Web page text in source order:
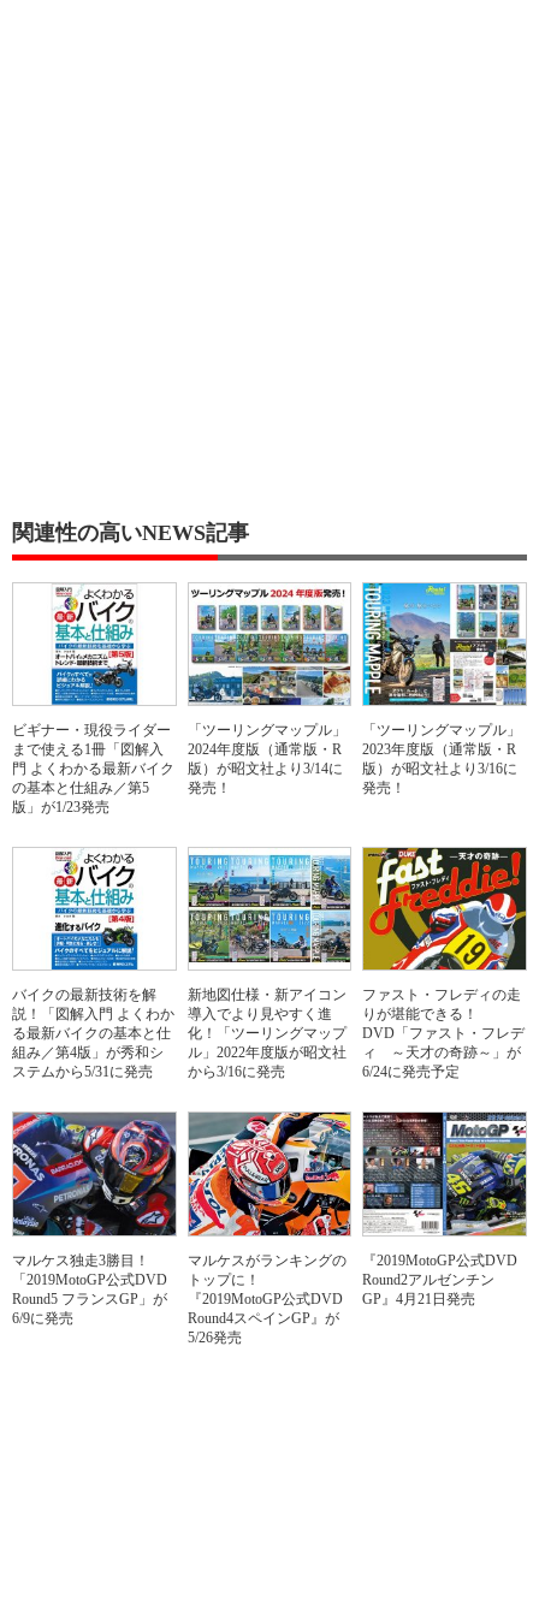
関連性の高いNEWS記事
ビギナー・現役ライダー
まで使える1冊「図解入
門 よくわかる最新バイク
の基本と仕組み／第5
版」が1/23発売
「ツーリングマップル」
2024年度版（通常版・R
版）が昭文社より3/14に
発売！
「ツーリングマップル」
2023年度版（通常版・R
版）が昭文社より3/16に
発売！
バイクの最新技術を解
説！「図解入門 よくわか
る最新バイクの基本と仕
組み／第4版」が秀和シ
ステムから5/31に発売
新地図仕様・新アイコン
導入でより見やすく進
化！「ツーリングマップ
ル」2022年度版が昭文社
から3/16に発売
ファスト・フレディの走
りが堪能できる！
DVD「ファスト・フレデ
ィ ～天才の奇跡～」が
6/24に発売予定
マルケス独走3勝目！
「2019MotoGP公式DVD
Round5 フランスGP」が
6/9に発売
マルケスがランキングの
トップに！
『2019MotoGP公式DVD
Round4スペインGP』が
5/26発売
『2019MotoGP公式DVD
Round2アルゼンチン
GP』4月21日発売